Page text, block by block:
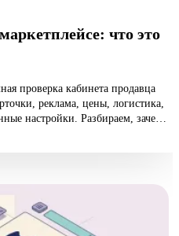
что это
проверка кабинета продавца
реклама, цены, логистика,
настройки. Разбираем, зачем